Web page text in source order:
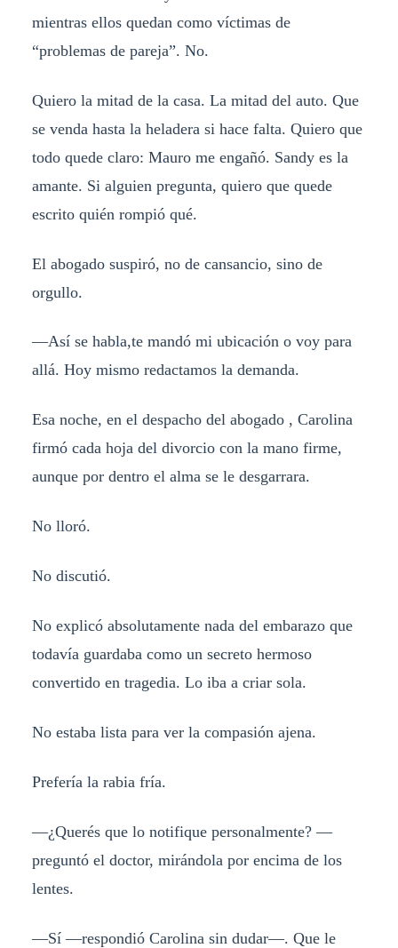
mientras ellos quedan como víctimas de
“problemas de pareja”. No.
Quiero la mitad de la casa. La mitad del auto. Que
se venda hasta la heladera si hace falta. Quiero que
todo quede claro: Mauro me engañó. Sandy es la
amante. Si alguien pregunta, quiero que quede
escrito quién rompió qué.
El abogado suspiró, no de cansancio, sino de
orgullo.
—Así se habla,te mandó mi ubicación o voy para
allá. Hoy mismo redactamos la demanda.
Esa noche, en el despacho del abogado , Carolina
firmó cada hoja del divorcio con la mano firme,
aunque por dentro el alma se le desgarrara.
No lloró.
No discutió.
No explicó absolutamente nada del embarazo que
todavía guardaba como un secreto hermoso
convertido en tragedia. Lo iba a criar sola.
No estaba lista para ver la compasión ajena.
Prefería la rabia fría.
—¿Querés que lo notifique personalmente? —
preguntó el doctor, mirándola por encima de los
lentes.
—Sí —respondió Carolina sin dudar—. Que le